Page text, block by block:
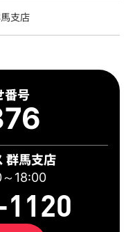
支店
番号
群馬支店
18:00